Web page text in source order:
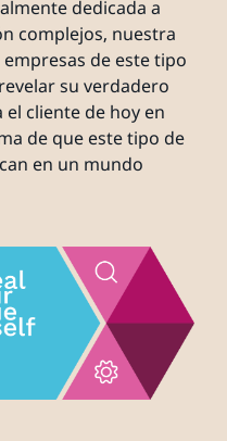
dedicada a
complejos, nuestra
de este tipo
su verdadero
el cliente de hoy en
de que este tipo de
en un mundo